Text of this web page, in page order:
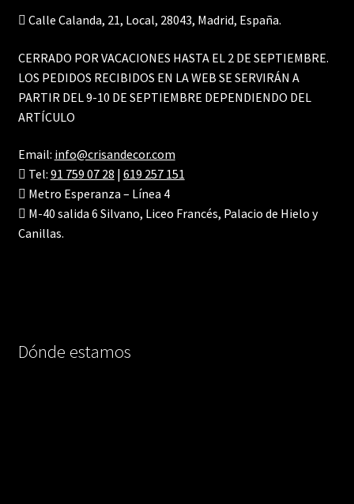
Calle Calanda, 21, Local, 28043, Madrid, España.
CERRADO POR VACACIONES HASTA EL 2 DE SEPTIEMBRE.
LOS PEDIDOS RECIBIDOS EN LA WEB SE SERVIRÁN A
PARTIR DEL 9-10 DE SEPTIEMBRE DEPENDIENDO DEL
ARTÍCULO
Email: info@crisandecor.com
Tel: 91 759 07 28 | 619 257 151
Metro Esperanza – Línea 4
M-40 salida 6 Silvano, Liceo Francés, Palacio de Hielo y
Canillas.
Dónde estamos